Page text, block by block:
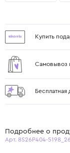
Купить
Самовывоз
Подробнее о
Арт. 8S26P404-